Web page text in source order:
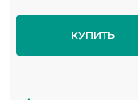
КУПИТЬ